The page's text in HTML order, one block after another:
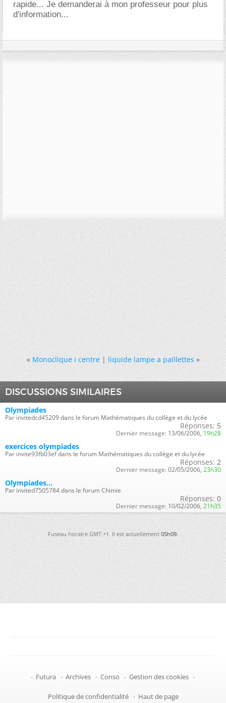
rapide... Je demanderai à mon professeur pour plus
d'information...
« Monoclique i centre|liquide lampe a paillettes »
DISCUSSIONS SIMILAIRES
Olympiades
Par invitedcd45209 dans le forum Mathématiques du collège et du lycée
Réponses: 5
Dernier message: 13/06/2006, 19h28
exercices olympiades
Par invite93fb03ef dans le forum Mathématiques du collège et du lycée
Réponses: 2
Dernier message: 02/05/2006, 23h30
Olympiades...
Par invited7505784 dans le forum Chimie
Réponses: 0
Dernier message: 10/02/2006, 21h35
Fuseau horaire GMT +1. Il est actuellement05h09.
- Futura - Archives - Conso - Gestion des cookies -
Politique de confidentialité - Haut de page